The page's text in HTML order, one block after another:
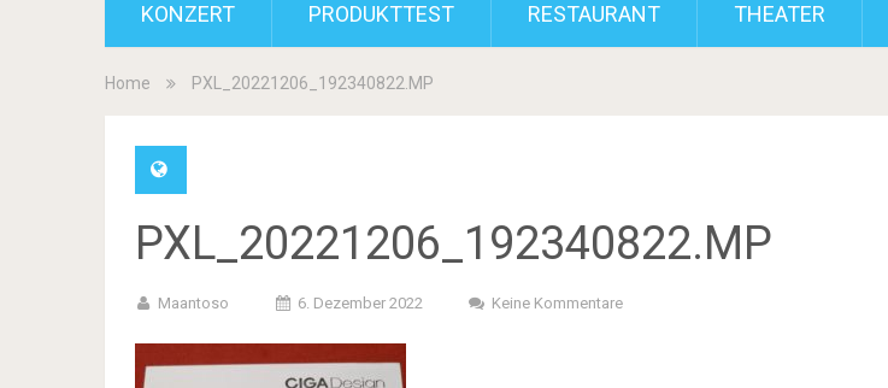
KONZERT PRODUKTTEST RESTAURANT THEATER
Home PXL_20221206_192340822.MP
PXL_20221206_192340822.MP
Maantoso 6. Dezember 2022 Keine Kommentare